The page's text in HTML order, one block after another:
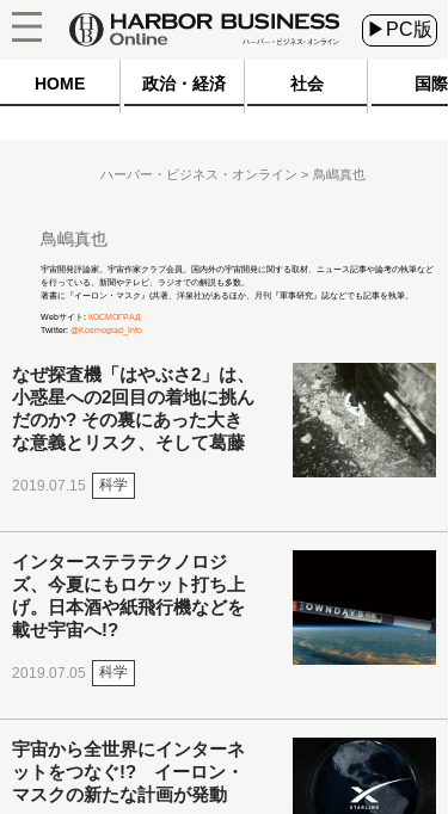
▶PC版
HOME 政治・経済 社会 国際
ハーバー・ビジネス・オンライン 鳥嶋真也
鳥嶋真也
宇宙開発評論家。宇宙作家クラブ会員。国内外の宇宙開発に関する取材、ニュース記事や論考の執筆など
を行っている。新聞やテレビ、ラジオでの解説も多数。
著書に『イーロン・マスク』(共著、洋泉社)があるほか、月刊『軍事研究』誌などでも記事を執筆。
Webサイト: КОСМОГРАД
Twitter: @Kosmograd_Info
なぜ探査機「はやぶさ2」は、
小惑星への2回目の着地に挑ん
だのか? その裏にあった大き
な意義とリスク、そして葛藤
2019.07.15 科学
インターステラテクノロジ
ズ、今夏にもロケット打ち上
げ。日本酒や紙飛行機などを
載せ宇宙へ!?
2019.07.05 科学
宇宙から全世界にインターネ
ットをつなぐ!? イーロン・
マスクの新たな計画が発動